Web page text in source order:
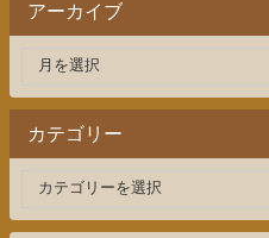
アーカイブ
カテゴリー